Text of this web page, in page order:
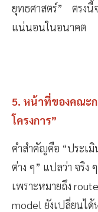
ยุทธศาสตร์” ตรงนี้
แน่นอนในอนาคต
5. หน้าที่ของคณะ
โครงการ”
คำสำคัญคือ “ประเ
ต่าง ๆ” แปลว่า จริง
เพราะหมายถึง
model ยังเปลี่ยนไ